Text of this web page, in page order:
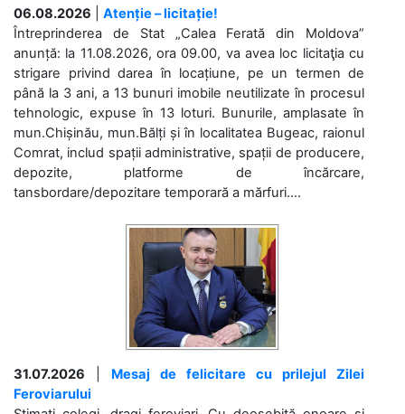
06.08.2026
Atenție – licitație!
Întreprinderea de Stat „Calea Ferată din Moldova”
anunță: la 11.08.2026, ora 09.00, va avea loc licitaţia cu
strigare privind darea în locațiune, pe un termen de
până la 3 ani, a 13 bunuri imobile neutilizate în procesul
tehnologic, expuse în 13 loturi. Bunurile, amplasate în
mun.Chișinău, mun.Bălți și în localitatea Bugeac, raionul
Comrat, includ spații administrative, spații de producere,
depozite, platforme de încărcare,
tansbordare/depozitare temporară a mărfuri....
31.07.2026
Mesaj de felicitare cu prilejul Zilei
Feroviarului